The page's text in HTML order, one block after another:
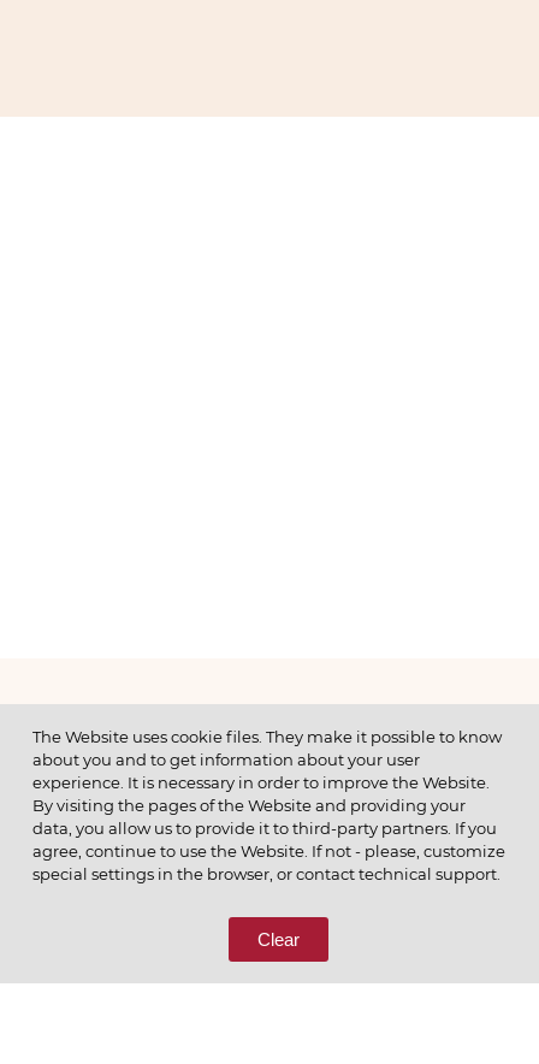
МЕНЮ
© 2026 ОАО
ПОЗВОНИТЕ НАМ
8 (800) 333-65-66
The Website uses cookie files. They make it possible to know
about you and to get information about your user
experience. It is necessary in order to improve the Website.
By visiting the pages of the Website and providing your
data, you allow us to provide it to third-party partners. If you
agree, continue to use the Website. If not - please, customize
special settings in the browser, or contact technical support.
Clear